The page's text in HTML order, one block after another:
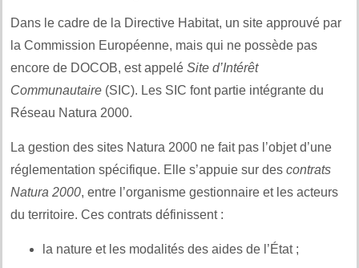
Dans le cadre de la Directive Habitat, un site approuvé par
la Commission Européenne, mais qui ne possède pas
encore de DOCOB, est appelé Site d’Intérêt
Communautaire (SIC). Les SIC font partie intégrante du
Réseau Natura 2000.
La gestion des sites Natura 2000 ne fait pas l’objet d’une
réglementation spécifique. Elle s’appuie sur des contrats
Natura 2000, entre l’organisme gestionnaire et les acteurs
du territoire. Ces contrats définissent :
la nature et les modalités des aides de l’État ;